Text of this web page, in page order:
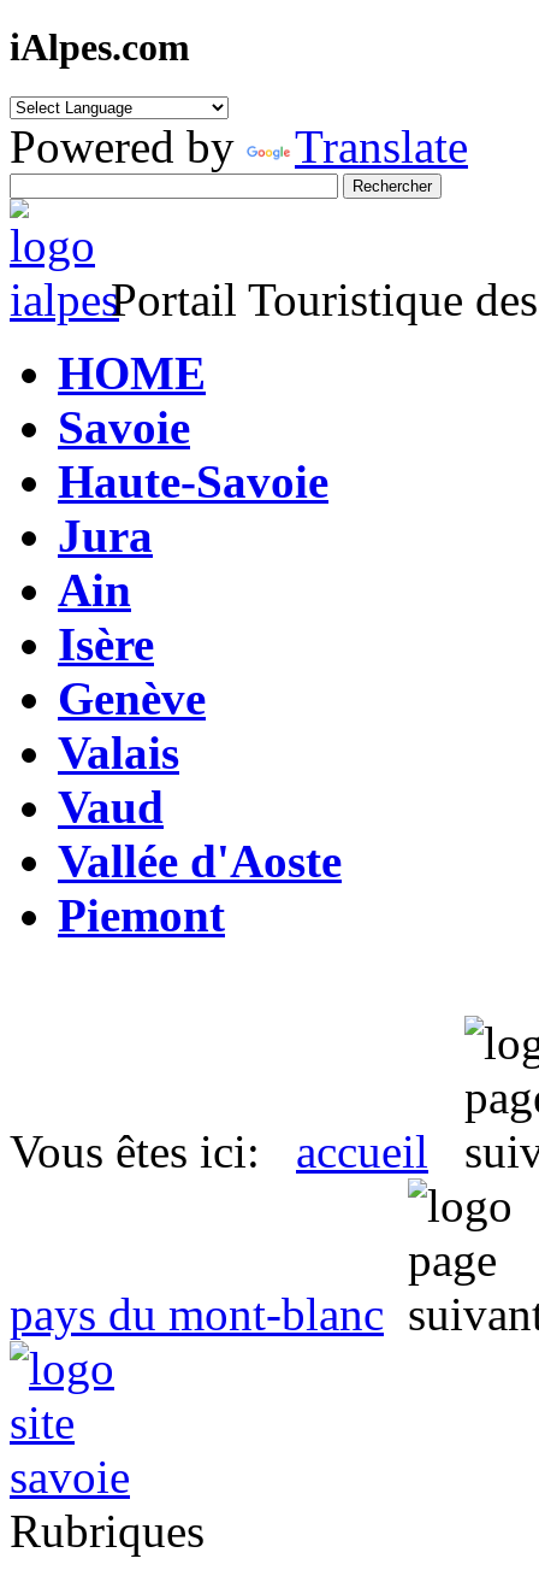
iAlpes.com
Powered by Translate
Portail Touristique
HOME
Savoie
Haute-Savoie
Jura
Ain
Isère
Genève
Valais
Vaud
Vallée d'Aoste
Piemont
Vous êtes ici: accueil
pays du mont-blanc
Rubriques